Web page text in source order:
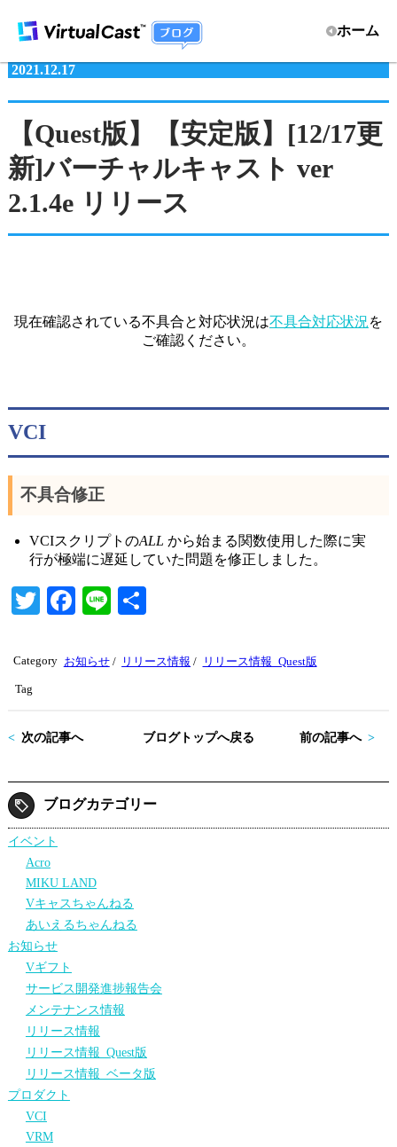
ホーム
2021.12.17
【Quest版】【安定版】[12/17更
新]バーチャルキャスト ver
2.1.4e リリース
現在確認されている不具合と対応状況は不具合対応状況を
ご確認ください。
VCI
不具合修正
VCIスクリプトのALL から始まる関数使用した際に実
行が極端に遅延していた問題を修正しました。
T
tte
Fa
bo
Li
Category お知らせ/ リリース情報 / リリース情報_Quest版
Tag
次の記事へ ブログトップへ戻る 前の記事へ
ブログカテゴリー
イベント
Acro
MIKU LAND
Vキャスちゃんねる
あいえるちゃんねる
お知らせ
Vギフト
サービス開発進捗報告会
メンテナンス情報
リリース情報
リリース情報_Quest版
リリース情報_ベータ版
プロダクト
VCI
VRM